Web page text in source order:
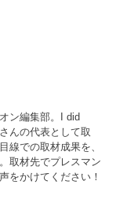
ン編集部。I did
んの代表として取
線での取材成果を、
取材先でプレスマン
をかけてください！